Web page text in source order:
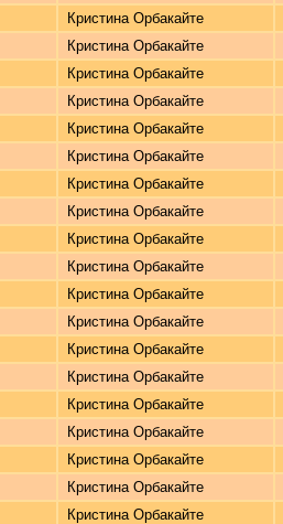
Кристина Орбакайте
Кристина Орбакайте
Кристина Орбакайте
Кристина Орбакайте
Кристина Орбакайте
Кристина Орбакайте
Кристина Орбакайте
Кристина Орбакайте
Кристина Орбакайте
Кристина Орбакайте
Кристина Орбакайте
Кристина Орбакайте
Кристина Орбакайте
Кристина Орбакайте
Кристина Орбакайте
Кристина Орбакайте
Кристина Орбакайте
Кристина Орбакайте
Кристина Орбакайте